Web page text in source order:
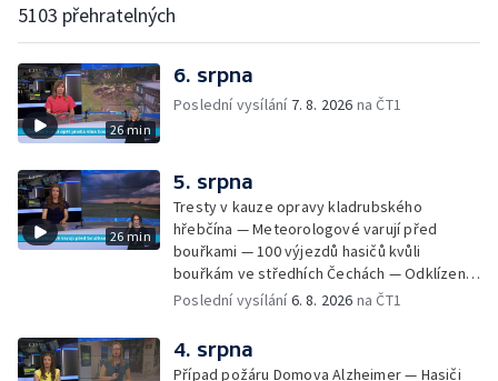
5103 přehratelných
26 min
6. srpna
Poslední vysílání 7. 8. 2026 na ČT1
26 min
5. srpna
Tresty v kauze opravy kladrubského
hřebčína — Meteorologové varují před
bouřkami — 100 výjezdů hasičů kvůli
bouřkám ve středhích Čechách — Odklízení
škod po bouřkách — Hasiči likvidovali
Václavském náměstí — Necelý kilometr řeky
Otavy u šumavského Annína je téměř bez
Poslední vysílání6. 8. 2026 na ČT1
4. srpna
Případ požáru Domova Alzheimer — Hasiči